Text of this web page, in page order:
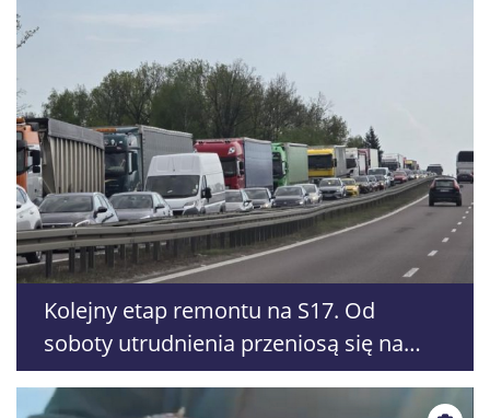
Kolejny etap remontu na S17. Od
soboty utrudnienia przeniosą się na
jezdnię w kierunku Lublina